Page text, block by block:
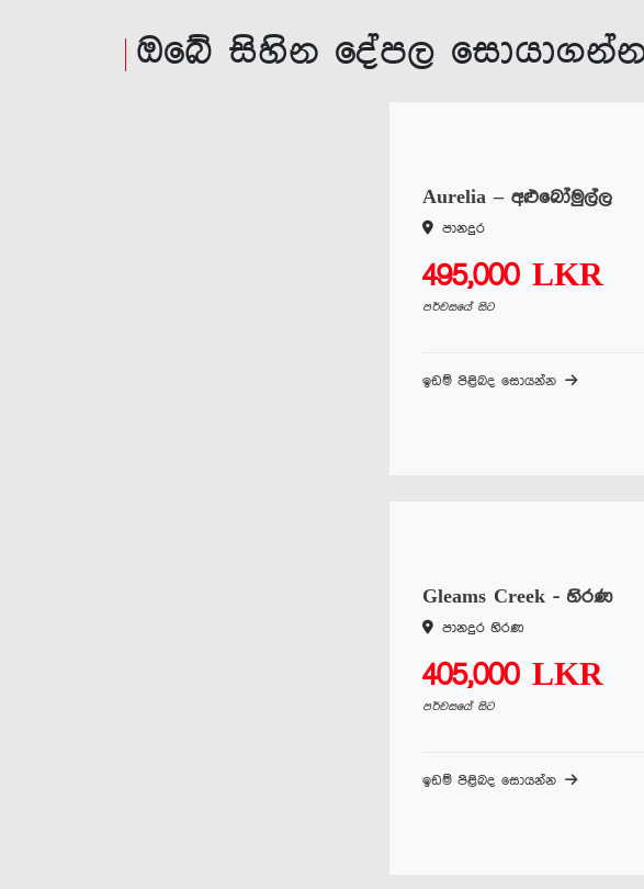
ඔබේ සිහින දේපල
Aurelia – අළුබෝමුල්ල
පානදුර
495,000 LKR
පර්චසයේ සිට
ඉඩම් පිළිබද සොයන්න
Gleams Creek - හිරණ
පානදුර හිරණ
405,000 LKR
පර්චසයේ සිට
ඉඩම් පිළිබද සොයන්න